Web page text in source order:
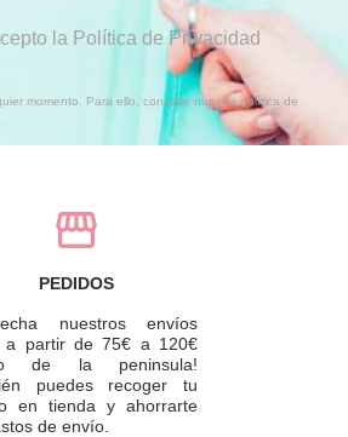
la Política de Privacidad
momento. Para ello, consulte nuestra política de
PEDIDOS
nuestros envíos
a partir de 75€ a 120€
de la peninsula!
puedes recoger tu
en tienda y ahorrarte
de envío.